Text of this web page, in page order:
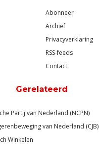
Abonneer
Archief
Privacyverklaring
RSS-feeds
Contact
Gerelateerd
Partij van Nederland (NCPN)
van Nederland (CJB)
Winkelen